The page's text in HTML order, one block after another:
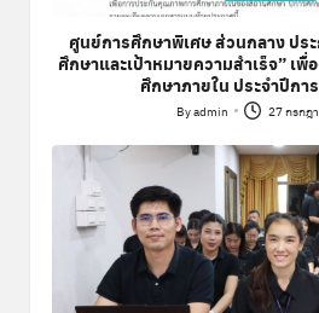
ศูนย์การศึกษาพิเศษ ส่วนกลาง ปร
ศึกษาและเป้าหมายความสำเร็จ” เ
ศึกษาภายใน ประจำปีกา
Posted
by
Byadmin 27 กรกฎ